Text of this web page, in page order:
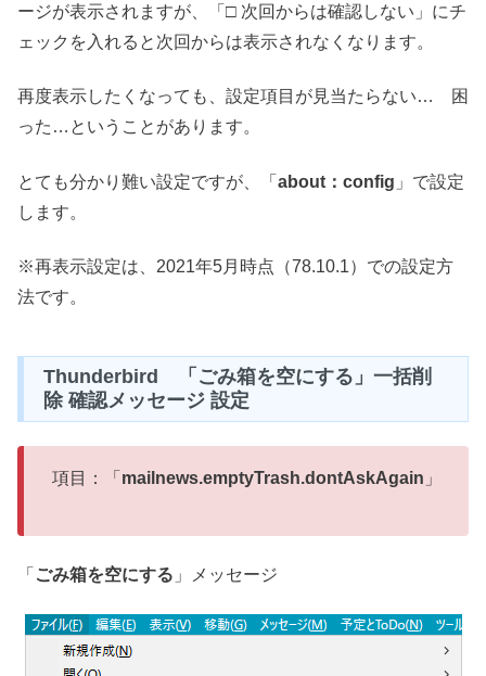
ージが表示されますが、「□ 次回からは確認しない」にチ
ェックを入れると次回からは表示されなくなります。
再度表示したくなっても、設定項目が見当たらない… 困
った…ということがあります。
とても分かり難い設定ですが、「 about：config 」で設定
します。
※再表示設定は、2021年5月時点（78.10.1）での設定方
法です。
Thunderbird 「ごみ箱を空にする」一括削
除 確認メッセージ 設定
項目：「 mailnews.emptyTrash.dontAskAgain 」
「 ごみ箱を空にする 」メッセージ